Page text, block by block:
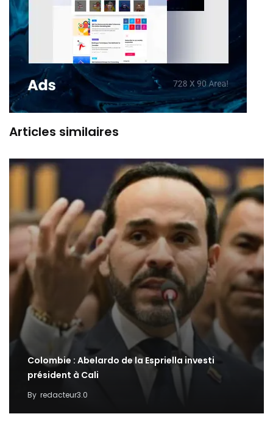
Articles similaires
Colombie : Abelardo de la Espriella investi
président à Cali
By redacteur3.0